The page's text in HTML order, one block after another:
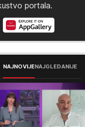
portala.
NAJNOVIJENAJGLEDANIJE